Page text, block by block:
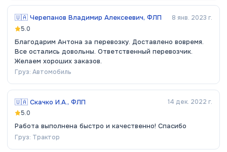
🇺🇦 Черепанов Владимир Алексеевич, ФЛП
8 янв. 2023 г.
5.0
Благодарим Антона за перевозку. Доставлено вовремя.
Все остались довольны. Ответственный перевозчик.
Желаем хороших заказов.
Груз: Автомобиль
🇺🇦 Скачко И.А., ФЛП
14 дек. 2022 г.
5.0
Работа выполнена быстро и качественно! Спасибо
Груз: Трактор